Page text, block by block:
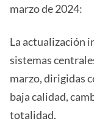
marzo de 2024:
La actualización
sistemas
marzo, dirigidas
baja calidad,
totalidad.